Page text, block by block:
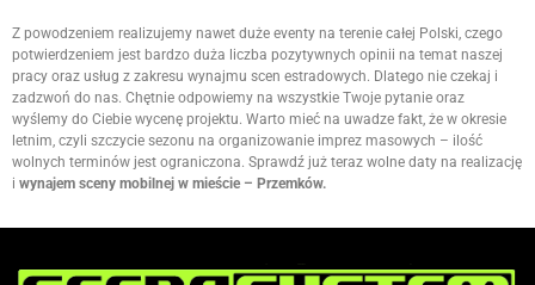
Z powodzeniem realizujemy nawet duże eventy na terenie całej Polski, czego
potwierdzeniem jest bardzo duża liczba pozytywnych opinii na temat naszej
pracy oraz usług z zakresu wynajmu scen estradowych. Dlatego nie czekaj i
zadzwoń do nas. Chętnie odpowiemy na wszystkie Twoje pytanie oraz
wyślemy do Ciebie wycenę projektu. Warto mieć na uwadze fakt, że w okresie
letnim, czyli szczycie sezonu na organizowanie imprez masowych – ilość
wolnych terminów jest ograniczona. Sprawdź już teraz wolne daty na realizację
i wynajem sceny mobilnej w mieście – Przemków.